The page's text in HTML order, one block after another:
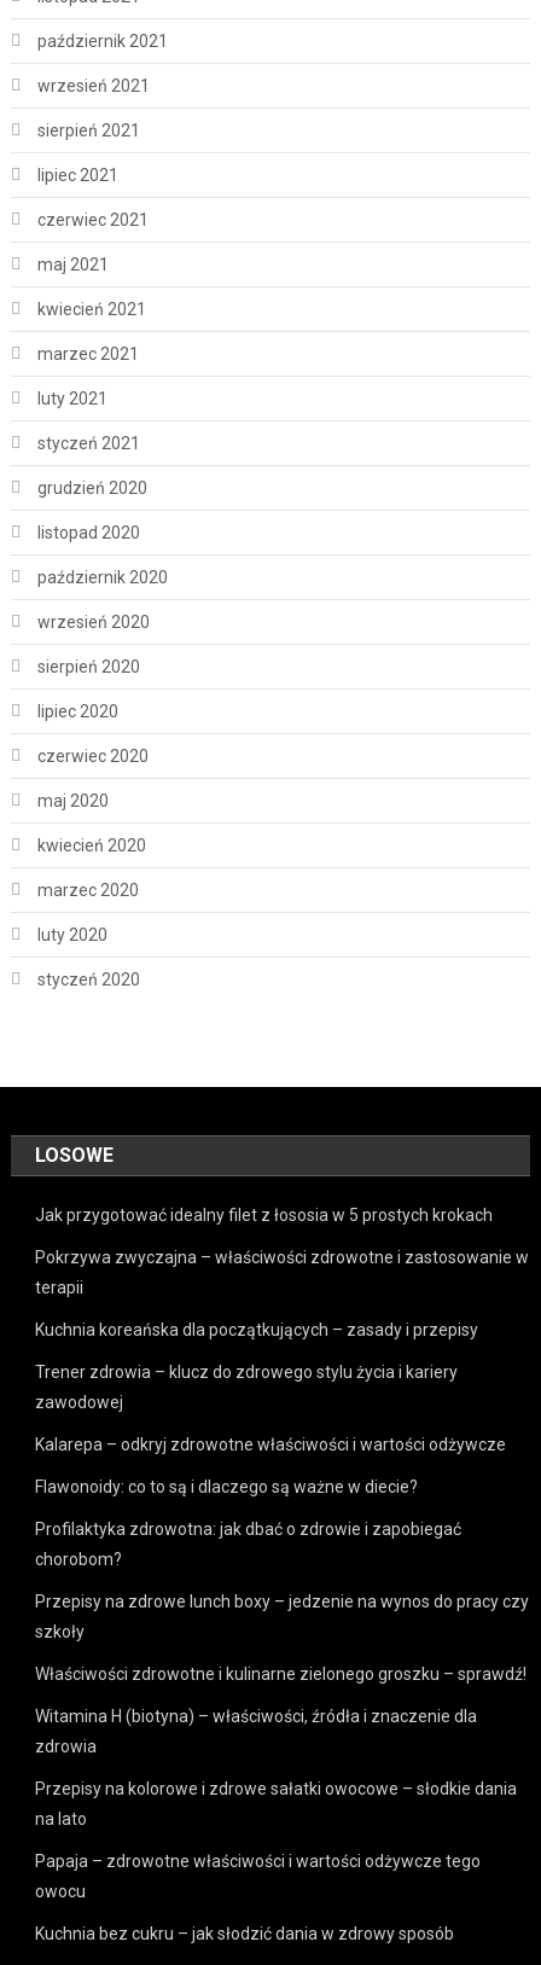
październik 2021
wrzesień 2021
sierpień 2021
lipiec 2021
czerwiec 2021
maj 2021
kwiecień 2021
marzec 2021
luty 2021
styczeń 2021
grudzień 2020
listopad 2020
październik 2020
wrzesień 2020
sierpień 2020
lipiec 2020
czerwiec 2020
maj 2020
kwiecień 2020
marzec 2020
luty 2020
styczeń 2020
LOSOWE
Jak przygotować idealny filet z łososia w 5 prostych krokach
Pokrzywa zwyczajna – właściwości zdrowotne i zastosowanie w
terapii
Kuchnia koreańska dla początkujących – zasady i przepisy
Trener zdrowia – klucz do zdrowego stylu życia i kariery
zawodowej
Kalarepa – odkryj zdrowotne właściwości i wartości odżywcze
Flawonoidy: co to są i dlaczego są ważne w diecie?
Profilaktyka zdrowotna: jak dbać o zdrowie i zapobiegać
chorobom?
Przepisy na zdrowe lunch boxy – jedzenie na wynos do pracy czy
szkoły
Właściwości zdrowotne i kulinarne zielonego groszku – sprawdź!
Witamina H (biotyna) – właściwości, źródła i znaczenie dla
zdrowia
Przepisy na kolorowe i zdrowe sałatki owocowe – słodkie dania
na lato
Papaja – zdrowotne właściwości i wartości odżywcze tego
owocu
Kuchnia bez cukru – jak słodzić dania w zdrowy sposób